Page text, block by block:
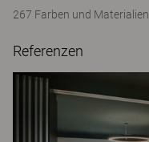
267 Farben und Materialien
Referenzen